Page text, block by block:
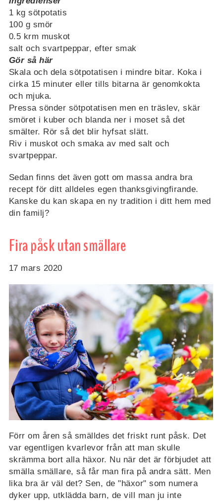
1 kg sötpotatis
100 g smör
0.5 krm muskot
salt och svartpeppar, efter smak
Gör så här
Skala och dela sötpotatisen i mindre bitar. Koka i
cirka 15 minuter eller tills bitarna är genomkokta
och mjuka.
Pressa sönder sötpotatisen men en träslev, skär
smöret i kuber och blanda ner i moset så det
smälter. Rör så det blir hyfsat slätt.
Riv i muskot och smaka av med salt och
svartpeppar.
Sedan finns det även gott om massa andra bra
recept för ditt alldeles egen thanksgivingfirande.
Kanske du kan skapa en ny tradition i ditt hem med
din familj?
Fira påsk utan smällare
17 mars 2020
Förr om åren så smälldes det friskt runt påsk. Det
var egentligen kvarlevor från att man skulle
skrämma bort alla häxor. Nu när det är förbjudet att
smälla smällare, så får man fira på andra sätt. Men
lika bra är väl det? Sen, de "häxor" som numera
dyker upp, utklädda barn, de vill man ju inte